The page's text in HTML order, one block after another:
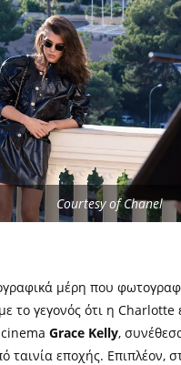
Courtesy of Chanel
μέρη που
το γεγονός ότι η Charlotte
Grace Kelly,
ταινία εποχής. Επιπλέον,